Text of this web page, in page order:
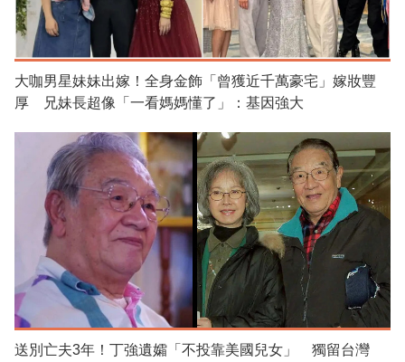
大咖男星妹妹出嫁！全身金飾「曾獲近千萬豪宅」嫁妝豐
厚 兄妹長超像「一看媽媽懂了」：基因強大
送別亡夫3年！丁強遺孀「不投靠美國兒女」 獨留台灣